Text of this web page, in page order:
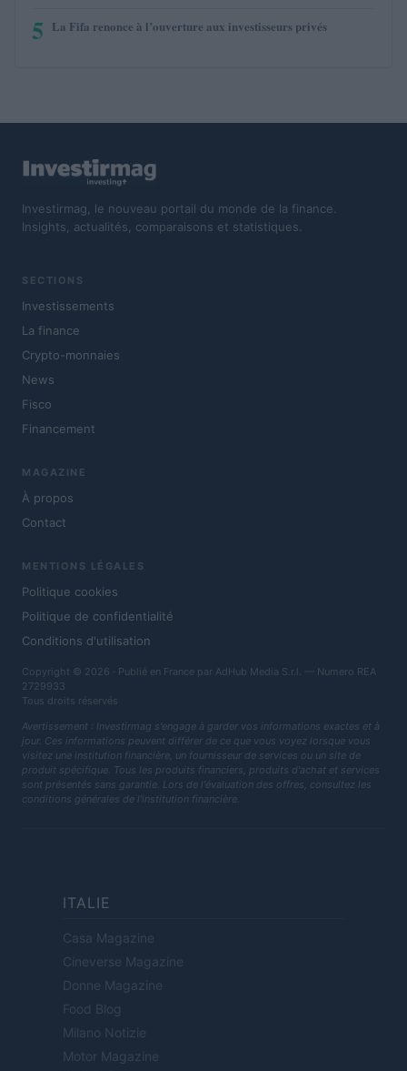
5 La Fifa renonce à l’ouverture aux investisseurs privés
Investirmag, le nouveau portail du monde de la finance.
Insights, actualités, comparaisons et statistiques.
SECTIONS
Investissements
La finance
Crypto-monnaies
News
Fisco
Financement
MAGAZINE
À propos
Contact
MENTIONS LÉGALES
Politique cookies
Politique de confidentialité
Conditions d'utilisation
Copyright © 2026 · Publié en France par AdHub Media S.r.l. — Numero REA
2729933
Tous droits réservés
Avertissement : Investirmag s'engage à garder vos informations exactes et à
jour. Ces informations peuvent différer de ce que vous voyez lorsque vous
visitez une institution financière, un fournisseur de services ou un site de
produit spécifique. Tous les produits financiers, produits d'achat et services
sont présentés sans garantie. Lors de l'évaluation des offres, consultez les
conditions générales de l'institution financière.
ITALIE
Casa Magazine
Cineverse Magazine
Donne Magazine
Food Blog
Milano Notizie
Motor Magazine